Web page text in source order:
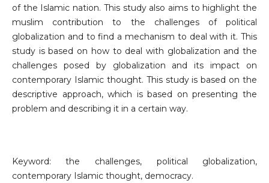
of the Islamic nation. This study also aims to highlight the
muslim contribution to the challenges of political
globalization and to find a mechanism to deal with it. This
study is based on how to deal with globalization and the
challenges posed by globalization and its impact on
contemporary Islamic thought. This study is based on the
descriptive approach, which is based on presenting the
problem and describing it in a certain way.
Keyword: the challenges, political globalization,
contemporary Islamic thought, democracy.